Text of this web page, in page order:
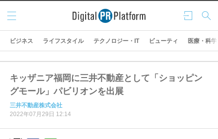
ログ
イン
検索
メニ
ュー
ビジネス ライフスタイル テクノロジー・IT ビューティ 医療・科学
キッザニア福岡に三井不動産として「ショッピン
グモール」パビリオンを出展
三井不動産株式会社
2022年07月29日 12:14